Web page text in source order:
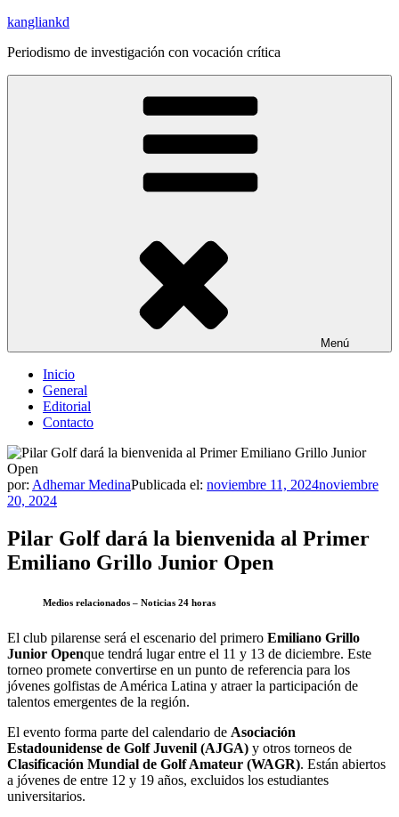
Saltar
contenido
kangliankd
Periodismo de investigación con vocación crítica
Menú
Inicio
General
Editorial
Contacto
por: Adhemar MedinaPublicada el: noviembre 11, 2024noviembre
20, 2024
Pilar Golf dará la bienvenida al Primer
Emiliano Grillo Junior Open
Medios relacionados – Noticias 24 horas
El club pilarense será el escenario del primero Emiliano Grillo
Junior Openque tendrá lugar entre el 11 y 13 de diciembre. Este
torneo promete convertirse en un punto de referencia para los
jóvenes golfistas de América Latina y atraer la participación de
talentos emergentes de la región.
El evento forma parte del calendario de Asociación
Estadounidense de Golf Juvenil (AJGA) y otros torneos de
Clasificación Mundial de Golf Amateur (WAGR). Están abiertos
a jóvenes de entre 12 y 19 años, excluidos los estudiantes
universitarios.